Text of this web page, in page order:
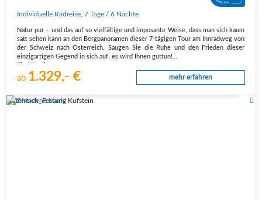
Individuelle Radreise ,7 Tage / 6 Nächte
Natur pur – und das auf so vielfältige und imposante Weise, dass man sich kaum
satt sehen kann an den Bergpanoramen dieser 7-tägigen Tour am Innradweg von
der Schweiz nach Österreich. Saugen Sie die Ruhe und den Frieden dieser
einzigartigen Gegend in sich auf, es wird Ihnen guttun!
ab 1.329,- € mehr erfahren
Österreich_Festung Kufstein